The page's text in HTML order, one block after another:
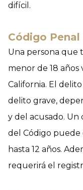
difícil.
Código
Una persona que
menor de 18 años
California. El
delito grave,
y del acusado. Un
del Código puede
hasta 12 años.
requerirá el